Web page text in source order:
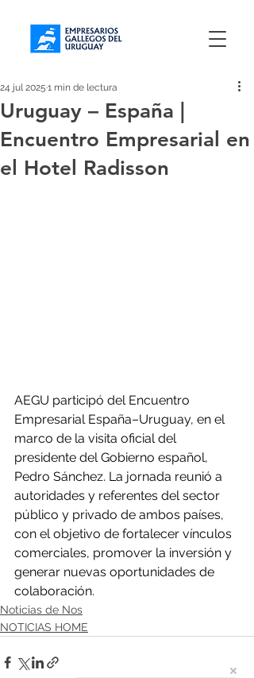
Uruguay – España |
Encuentro Empresarial en
el Hotel Radisson
24 jul 2025 1 min de lectura
AEGU participó del Encuentro
Empresarial España–Uruguay, en el
marco de la visita oficial del
presidente del Gobierno español,
Pedro Sánchez. La jornada reunió a
autoridades y referentes del sector
público y privado de ambos países,
con el objetivo de fortalecer vínculos
comerciales, promover la inversión y
generar nuevas oportunidades de
colaboración.
Noticias de Nos
NOTICIAS HOME